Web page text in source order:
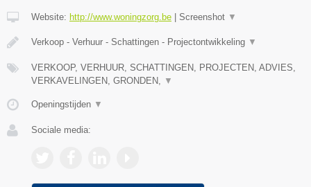
Website: http://www.woningzorg.be | Screenshot ▼
Verkoop - Verhuur - Schattingen - Projectontwikkeling ▼
VERKOOP, VERHUUR, SCHATTINGEN, PROJECTEN, ADVIES,
VERKAVELINGEN, GRONDEN,
▼
Openingstijden ▼
Sociale media: